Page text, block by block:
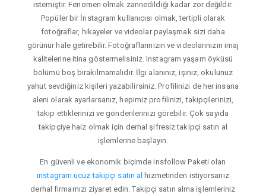
istemiştir. Fenomen olmak zannedildiği kadar zor değildir.
Popüler bir İnstagram kullanıcısı olmak, tertipli olarak
fotoğraflar, hikayeler ve videolar paylaşmak sizi daha
görünür hale getirebilir. Fotoğraflarınızın ve videolarınızın imaj
kalitelerine itina göstermelisiniz. Instagram yaşam öyküsü
bölümü boş bırakılmamalıdır. İlgi alanınız, işiniz, okulunuz
yahut sevdiğiniz kişileri yazabilirsiniz. Profilinizi de her insana
aleni olarak ayarlarsanız, hepimiz profilinizi, takipçilerinizi,
takip ettiklerinizi ve gönderilerinizi görebilir. Çok sayıda
takipçiye haiz olmak için derhal şifresiz takipçi satın al
işlemlerine başlayın.
En güvenli ve ekonomik biçimde insfollow Paketi olan
instagram ucuz takipçi satın al hizmetinden istiyorsanız
derhal firmamızı ziyaret edin. Takipçi satın alma işlemleriniz